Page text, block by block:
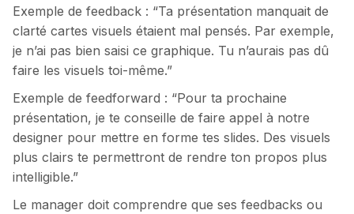
Exemple de feedback : “Ta présentation manquait de
clarté cartes visuels étaient mal pensés. Par exemple,
je n’ai pas bien saisi ce graphique. Tu n’aurais pas dû
faire les visuels toi-même.”
Exemple de feedforward : “Pour ta prochaine
présentation, je te conseille de faire appel à notre
designer pour mettre en forme tes slides. Des visuels
plus clairs te permettront de rendre ton propos plus
intelligible.”
Le manager doit comprendre que ses feedbacks ou